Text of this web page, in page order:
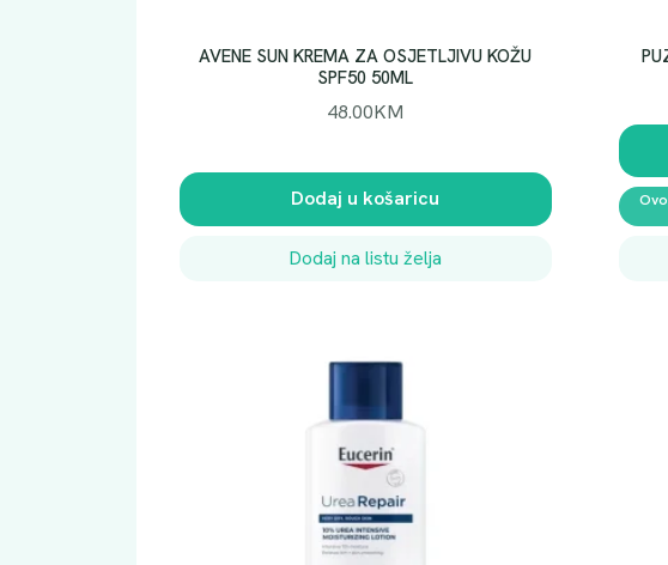
AVENE SUN KREMA ZA OSJETLJIVU KOŽU
SPF50 50ML
48.00KM
Dodaj u košaricu
Dodaj na listu želja